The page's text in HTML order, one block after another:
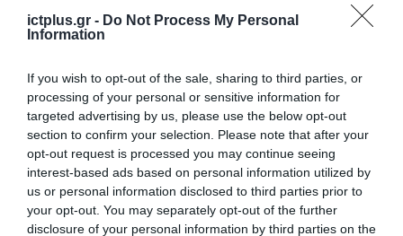
ictplus.gr - Do Not Process My Personal
Information
If you wish to opt-out of the sale, sharing to third parties, or
processing of your personal or sensitive information for
targeted advertising by us, please use the below opt-out
section to confirm your selection. Please note that after your
opt-out request is processed you may continue seeing
interest-based ads based on personal information utilized by
us or personal information disclosed to third parties prior to
your opt-out. You may separately opt-out of the further
disclosure of your personal information by third parties on the
Επενδύσεων Γιάννης Τσακίρης, αρμόδιος για το
ΕΣΠΑ και τις Δημόσιες επενδύσεις, κατά την
Βιοτεχνικού Επιμελητηρίου Αθήνας. Συνολικά,
μέσω του νέου ΕΣΠΑ, αναμένεται […]